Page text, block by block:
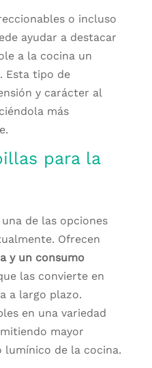
o incluso
ayudar a destacar
a la cocina un
Esta tipo de
y carácter al
más
para la
de las opciones
Ofrecen
y un consumo
las convierte en
a largo plazo.
en una variedad
mayor
lumínico de la cocina.